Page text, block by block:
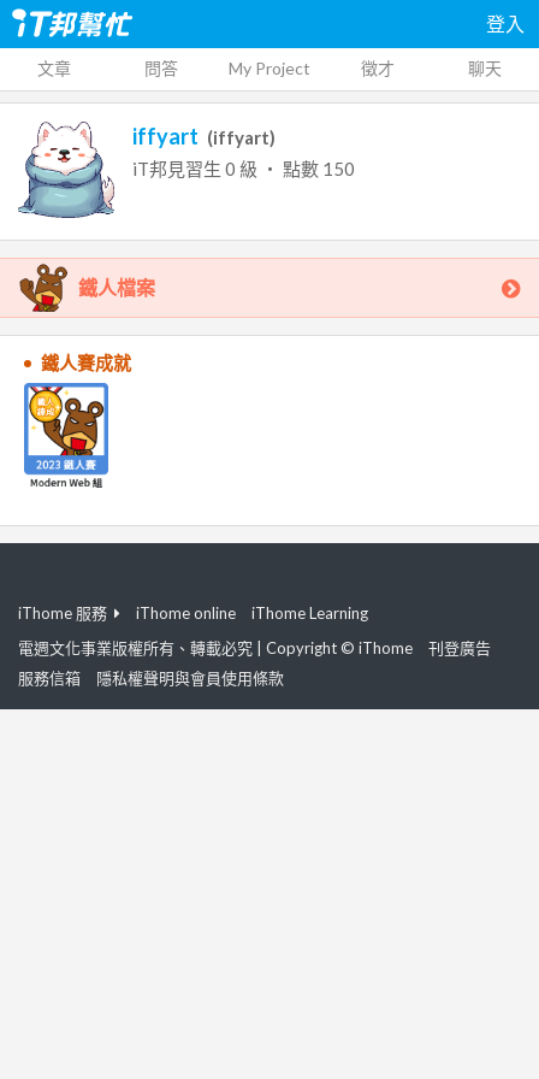
登入
文章 問答 My Project 徵才 聊天
iffyart (iffyart)
iT邦見習生 0 級 ‧ 點數 150
鐵人檔案
鐵人賽成就
iThome 服務 iThome online
iThome Learning
電週文化事業版權所有、轉載必究 | Copyright © iThome
刊登廣告
服務信箱
隱私權聲明與會員使用條款